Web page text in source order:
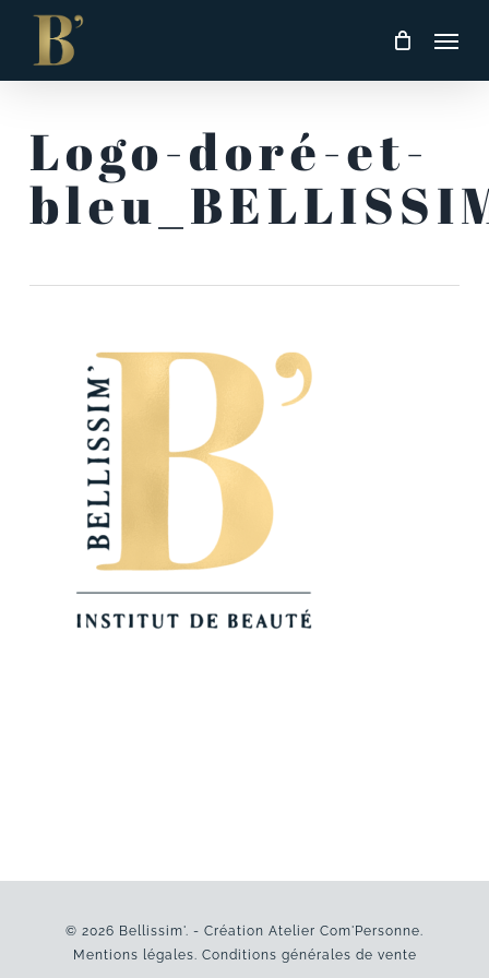
Skip
main
Logo-doré-et-
© 2026 Bellissim'. - Création Atelier Com'Personne.
Mentions légales. Conditions générales de vente